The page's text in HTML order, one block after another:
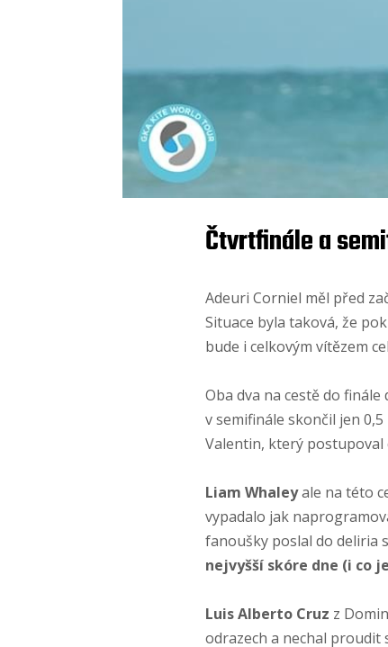
Čtvrtfinále a
Adeuri Corniel měl před
Situace byla taková, že
bude i celkovým vítězem
Oba dva na cestě do
v semifinále skončil jen
Valentin, který postupoval
Liam Whaleyale na této
vypadalo jak
fanoušky poslal do deliria
nejvyšší skóre dne (i co
Luis Alberto Cruz z
odrazech a nechal proudit